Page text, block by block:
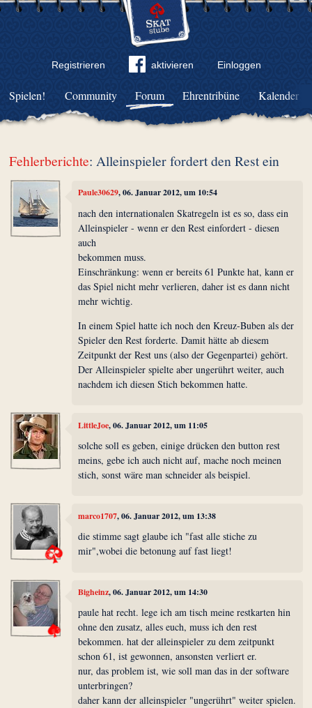
Registrieren aktivieren Einloggen
Community Forum Ehrentribüne Kalender
Spielen!
Fehlerberichte: Alleinspieler fordert den Rest ein
Paule30629, 06. Januar 2012, um 10:54
nach den internationalen Skatregeln ist es so, dass ein
Alleinspieler - wenn er den Rest einfordert - diesen
auch
bekommen muss.
Einschränkung: wenn er bereits 61 Punkte hat, kann er
das Spiel nicht mehr verlieren, daher ist es dann nicht
mehr wichtig.
In einem Spiel hatte ich noch den Kreuz-Buben als der
Spieler den Rest forderte. Damit hätte ab diesem
Zeitpunkt der Rest uns (also der Gegenpartei) gehört.
Der Alleinspieler spielte aber ungerührt weiter, auch
nachdem ich diesen Stich bekommen hatte.
LittleJoe, 06. Januar 2012, um 11:05
solche soll es geben, einige drücken den button rest
meins, gebe ich auch nicht auf, mache noch meinen
stich, sonst wäre man schneider als beispiel.
marco1707, 06. Januar 2012, um 13:38
die stimme sagt glaube ich "fast alle stiche zu
mir",wobei die betonung auf fast liegt!
Bigheinz, 06. Januar 2012, um 14:30
paule hat recht. lege ich am tisch meine restkarten hin
ohne den zusatz, alles euch, muss ich den rest
bekommen. hat der alleinspieler zu dem zeitpunkt
schon 61, ist gewonnen, ansonsten verliert er.
nur, das problem ist, wie soll man das in der software
unterbringen?
daher kann der alleinspieler "ungerührt" weiter spielen.